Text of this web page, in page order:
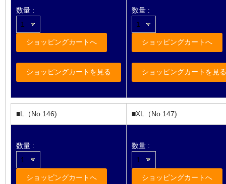
数量 : 数量 :
■L（No.146) ■XL（No.147)
数量 : 数量 :